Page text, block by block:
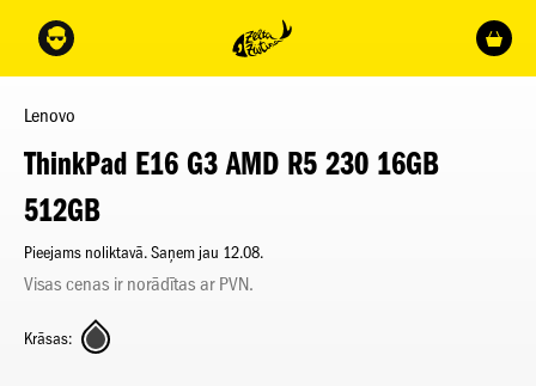
Lenovo
ThinkPad E16 G3 AMD R5 230 16GB
512GB
Pieejams noliktavā. Saņem jau 12.08.
Visas cenas ir norādītas ar PVN.
Krāsas: